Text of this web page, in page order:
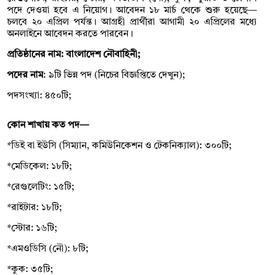
পদে দেওয়া হবে এ নিয়োগ। আবেদন ১৮ মার্চ থেকে শুরু হয়েছে—
চলবে ২০ এপ্রিল পর্যন্ত। আগ্রহী প্রার্থীরা আগামী ২০ এপ্রিলের মধ্যে
অনলাইনে আবেদন করতে পারবেন।
প্রতিষ্ঠানের নাম: বাংলাদেশ নৌবাহিনী;
পদের নাম: ৯টি ভিন্ন পদ (নিচের বিজ্ঞপ্তিতে দেখুন);
পদসংখ্যা: ৪৫০টি;
কোন শাখায় কত পদ—
*ডিই বা ইউসি (সিম্যান, কমিউনিকেশন ও টেকনিক্যাল): ৩০০টি;
*মেডিকেল: ১৮টি;
*রেগুলেটিং: ১৫টি;
*রাইটার: ১৮টি;
*স্টোর: ১৬টি;
*এমওডিসি (নৌ): ৮টি;
*কুক: ৩৫টি;